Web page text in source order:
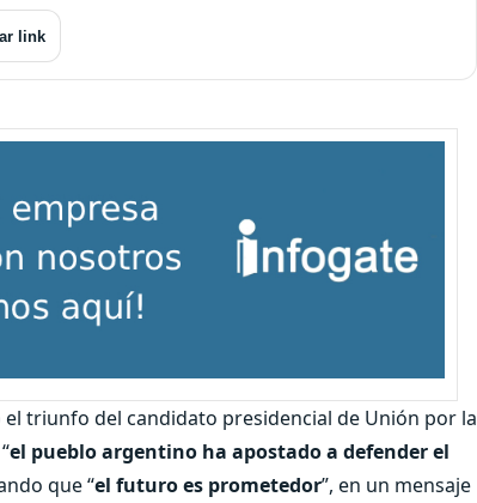
link
el triunfo del candidato presidencial de Unión por la
el pueblo argentino ha apostado a defender el
que “el futuro es prometedor”, en un mensaje